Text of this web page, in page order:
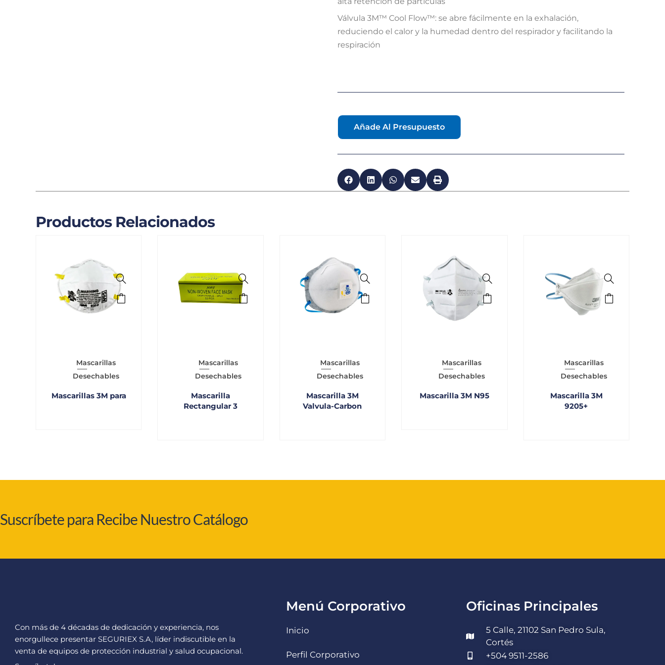
Válvula 3M™ Cool Flow™: se abre fácilmente en la exhalación,
reduciendo el calor y la humedad dentro del respirador y facilitando la
respiración
Añade Al Presupuesto
Productos Relacionados
Mascarillas
Desechables
Mascarillas 3M para
Mascarillas
Desechables
Mascarilla
Rectangular 3
Mascarillas
Desechables
Mascarilla 3M
Valvula-Carbon
Mascarillas
Desechables
Mascarilla 3M N95
Mascarillas
Desechables
Mascarilla 3M
9205+
Suscríbete para Recibe Nuestro Catálogo
Con más de 4 décadas de dedicación y experiencia, nos
enorgullece presentar SEGURIEX S.A, líder indiscutible en la
venta de equipos de protección industrial y salud ocupacional.
Menú Corporativo
Inicio
Perfil Corporativo
Oficinas Principales
5 Calle, 21102 San Pedro Sula,
Cortés
+504 9511-2586